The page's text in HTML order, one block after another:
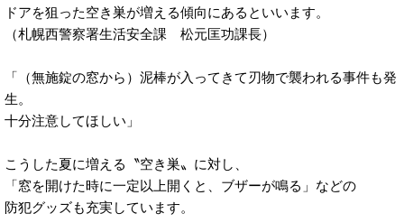
ドアを狙った空き巣が増える傾向にあるといいます。
（札幌西警察署生活安全課 松元匡功課長）
「（無施錠の窓から）泥棒が入ってきて刃物で襲われる事件も発
生。
十分注意してほしい」
こうした夏に増える〝空き巣〟に対し、
「窓を開けた時に一定以上開くと、ブザーが鳴る」などの
防犯グッズも充実しています。